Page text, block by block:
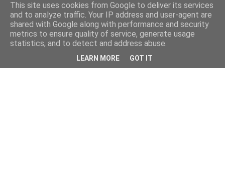
This site uses cookies from Google to deliver its services
and to analyze traffic. Your IP address and user-agent are
shared with Google along with performance and security
metrics to ensure quality of service, generate usage
statistics, and to detect and address abuse.
LEARN MORE GOT IT